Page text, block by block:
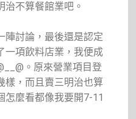
治不算餐館業吧。
陣討論，最後還是認定
一項飲料店業，我便成
。原來營業項目登
樣，而且賣三明治也算
怎麼看都像我要開7-11